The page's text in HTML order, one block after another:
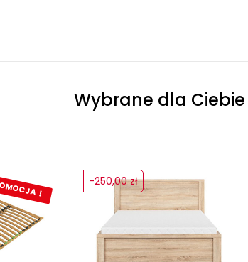
Wybrane dla Ciebie
! -250,00 zł